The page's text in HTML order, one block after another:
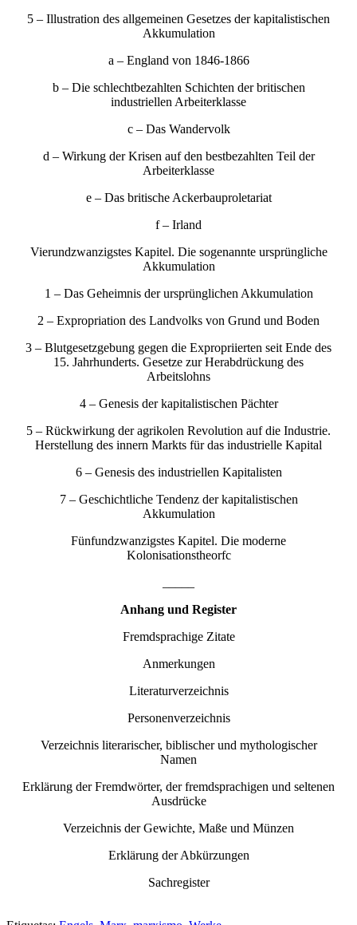
5 – Illustration des allgemeinen Gesetzes der kapitalistischen
Akkumulation
a – England von 1846-1866
b – Die schlechtbezahlten Schichten der britischen
industriellen Arbeiterklasse
c – Das Wandervolk
d – Wirkung der Krisen auf den bestbezahlten Teil der
Arbeiterklasse
e – Das britische Ackerbauproletariat
f – Irland
Vierundzwanzigstes Kapitel. Die sogenannte ursprüngliche
Akkumulation
1 – Das Geheimnis der ursprünglichen Akkumulation
2 – Expropriation des Landvolks von Grund und Boden
3 – Blutgesetzgebung gegen die Expropriierten seit Ende des
15. Jahrhunderts. Gesetze zur Herabdrückung des
Arbeitslohns
4 – Genesis der kapitalistischen Pächter
5 – Rückwirkung der agrikolen Revolution auf die Industrie.
Herstellung des innern Markts für das industrielle Kapital
6 – Genesis des industriellen Kapitalisten
7 – Geschichtliche Tendenz der kapitalistischen
Akkumulation
Fünfundzwanzigstes Kapitel. Die moderne
Kolonisationstheorfc
Anhang und Register
Fremdsprachige Zitate
Anmerkungen
Literaturverzeichnis
Personenverzeichnis
Verzeichnis literarischer, biblischer und mythologischer
Namen
Erklärung der Fremdwörter, der fremdsprachigen und seltenen
Ausdrücke
Verzeichnis der Gewichte, Maße und Münzen
Erklärung der Abkürzungen
Sachregister